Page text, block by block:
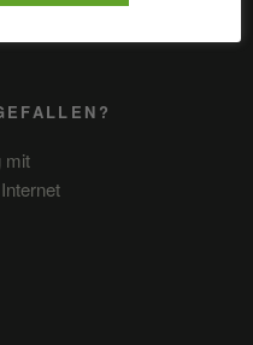
mit